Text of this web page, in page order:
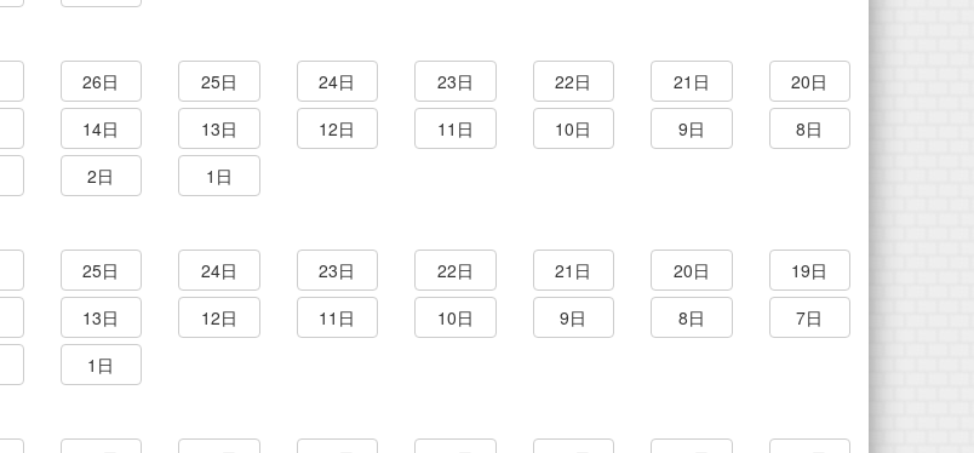
26日 25日 24日 23日 22日 21日
20日
14日 13日 12日 11日 10日 9日
8日
2日 1日
25日 24日 23日 22日 21日 20日
19日
13日 12日 11日 10日 9日 8日
7日
1日